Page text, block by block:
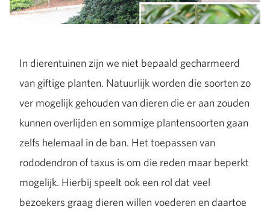
In dierentuinen zijn we niet bepaald gecharmeerd
van giftige planten. Natuurlijk worden die soorten zo
ver mogelijk gehouden van dieren die er aan zouden
kunnen overlijden en sommige plantensoorten gaan
zelfs helemaal in de ban. Het toepassen van
rododendron of taxus is om die reden maar beperkt
mogelijk. Hierbij speelt ook een rol dat veel
bezoekers graag dieren willen voederen en daartoe